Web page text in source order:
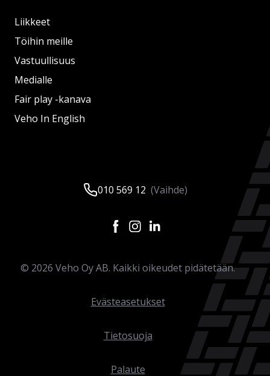
Liikkeet
Töihin meille
Vastuullisuus
Medialle
Fair play -kanava
Veho In English
010 569 12 (Vaihde)
© 2026 Veho Oy AB. Kaikki oikeudet pidätetään.
Evästeasetukset
Tietosuoja
Palaute